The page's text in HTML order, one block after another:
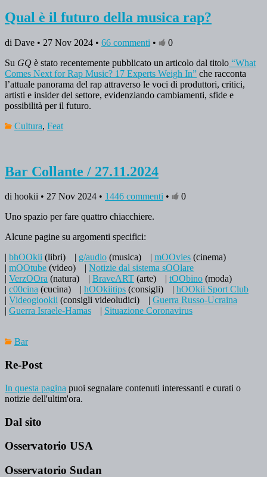
Qual è il futuro della musica rap?
di Dave • 27 Nov 2024 • 66 commenti •
0
Su GQ è stato recentemente pubblicato un articolo dal titolo “What
Comes Next for Rap Music? 17 Experts Weigh In” che racconta
l’attuale panorama del rap attraverso le voci di produttori, critici,
artisti e insider del settore, evidenziando cambiamenti, sfide e
possibilità per il futuro.
Cultura, Feat
Bar Collante / 27.11.2024
di hookii • 27 Nov 2024 • 1446 commenti •
0
Uno spazio per fare quattro chiacchiere.
Alcune pagine su argomenti specifici:
| bhOOkii (libri) | g/audio (musica) | mOOvies (cinema)
| mOOtube (video) | Notizie dal sistema sOOlare
| VerzOOra (natura) | BraveART (arte) | tOObino (moda)
| c00cina (cucina) | hOOkiitips (consigli) | hOOkii Sport Club
| Videogiookii (consigli videoludici) | Guerra Russo-Ucraina
| Guerra Israele-Hamas | Situazione Coronavirus
Bar
Re-Post
In questa pagina puoi segnalare contenuti interessanti e curati o
notizie dell'ultim'ora.
Dal sito
Osservatorio USA
Osservatorio Sudan